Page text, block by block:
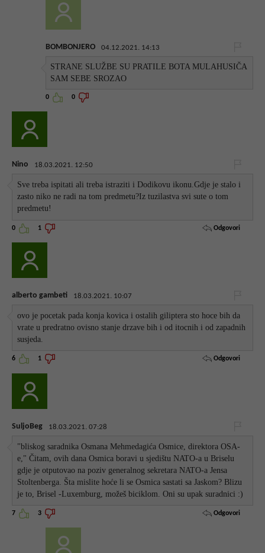
BOMBONJERO 04.12.2021. 14:13
STRANE SLUŽBE SU PRATILE BOTA MULAHUSIČA
SAM SEBE SROZAO
0 0
Nino 18.03.2021. 12:50
Sve treba ispitati ali treba istraziti i Dodikovu ikonu.Gdje je stalo i
zasto niko ne radi na tom predmetu?Iz tuzilastva svi sute o tom
predmetu!
0 1 Odgovori
alberto gambeti 18.03.2021. 10:07
ovo je pocetak pada konja kovica i ostalih giliptera sto hoce bih da
vrate u predratno ovisno stanje drzave bih i od itocnih i od zapadnih
susjeda.
6 1 Odgovori
SuljoBeg 18.03.2021. 07:28
"bliskog saradnika Osmana Mehmedagića Osmice, direktora OSA-
e," Čitam, ovih dana Osmica boravi u sjedištu NATO-a u Briselu
gdje je otputovao na poziv generalnog sekretara NATO-a Jensa
Stoltenberga. Šta mislite hoće li se Osmica sastati sa Jaskom? Blizu
je to, Brisel -Luxemburg, možeš biciklom. Oni su upak suradnici :)
7 3 Odgovori